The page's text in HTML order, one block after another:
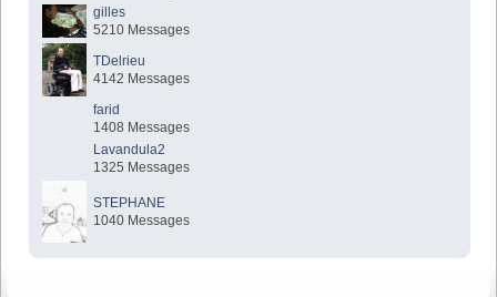
gilles
5210 Messages
TDelrieu
4142 Messages
farid
1408 Messages
Lavandula2
1325 Messages
STEPHANE
1040 Messages